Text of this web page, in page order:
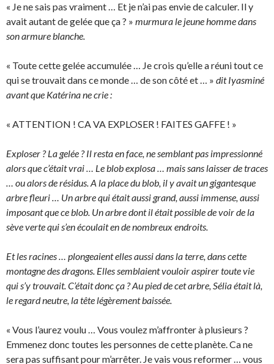
« Je ne sais pas vraiment … Et je n’ai pas envie de calculer. Il y
avait autant de gelée que ça ? » murmura le jeune homme dans
son armure blanche.
« Toute cette gelée accumulée … Je crois qu’elle a réuni tout ce
qui se trouvait dans ce monde … de son côté et … » dit Iyasminé
avant que Katérina ne crie :
« ATTENTION ! CA VA EXPLOSER ! FAITES GAFFE ! »
Exploser ? La gelée ? Il resta en face, ne semblant pas impressionné
alors que c’était vrai … Le blob explosa … mais sans laisser de traces
… ou alors de résidus. A la place du blob, il y avait un gigantesque
arbre fleuri … Un arbre qui était aussi grand, aussi immense, aussi
imposant que ce blob. Un arbre dont il était possible de voir de la
sève verte qui s’en écoulait en de nombreux endroits.
Et les racines … plongeaient elles aussi dans la terre, dans cette
montagne des dragons. Elles semblaient vouloir aspirer toute vie
qui s’y trouvait. C’était donc ça ? Au pied de cet arbre, Sélia était là,
le regard neutre, la tête légèrement baissée.
« Vous l’aurez voulu … Vous voulez m’affronter à plusieurs ?
Emmenez donc toutes les personnes de cette planète. Ca ne
sera pas suffisant pour m’arrêter. Je vais vous reformer … vous